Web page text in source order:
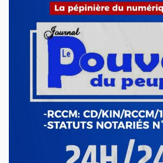
Mai 13, 2026
Nord-Kivu : le député Crispin
collimateur de l’ANR
Le député national Crispin Mbindule,
conseil d’administration du Cadastre
Mai 13, 2026